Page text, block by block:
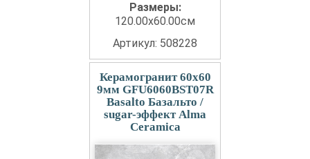
Размеры:
120.00x60.00см
Артикул: 508228
Керамогранит 60x60
9мм GFU6060BST07R
Basalto Базальто /
sugar-эффект Alma
Ceramica